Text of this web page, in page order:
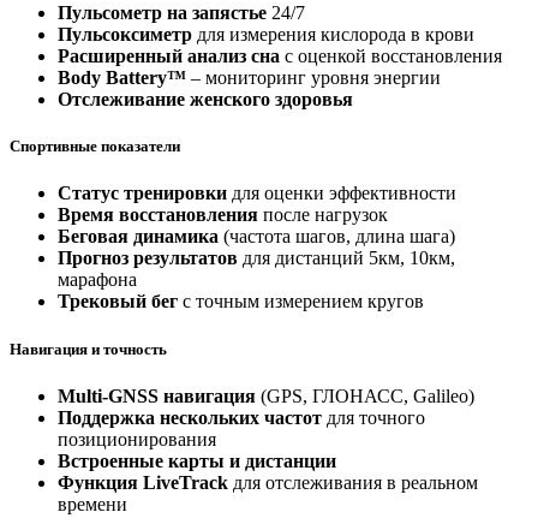
Пульсометр на запястье 24/7
Пульсоксиметр для измерения кислорода в крови
Расширенный анализ сна с оценкой восстановления
Body Battery™ – мониторинг уровня энергии
Отслеживание женского здоровья
Спортивные показатели
Статус тренировки для оценки эффективности
Время восстановления после нагрузок
Беговая динамика (частота шагов, длина шага)
Прогноз результатов для дистанций 5км, 10км,
марафона
Трековый бег с точным измерением кругов
Навигация и точность
Multi-GNSS навигация (GPS, ГЛОНАСС, Galileo)
Поддержка нескольких частот для точного
позиционирования
Встроенные карты и дистанции
Функция LiveTrack для отслеживания в реальном
времени